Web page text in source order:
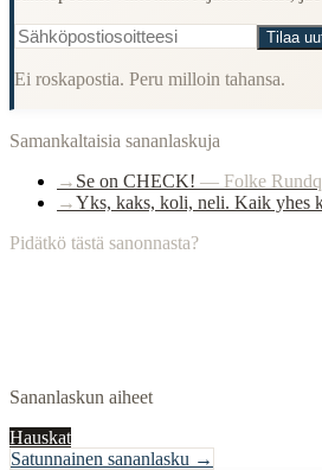
Tilaa
Ei roskapostia. Peru milloin tahansa.
Samankaltaisia sananlaskuja
→ Se on CHECK! — Folke
→Yks, kaks, koli, neli. Kaik yhes
Pidätkö tästä sanonnasta?
Sananlaskun aiheet
Hauskat
Satunnainen sananlasku →